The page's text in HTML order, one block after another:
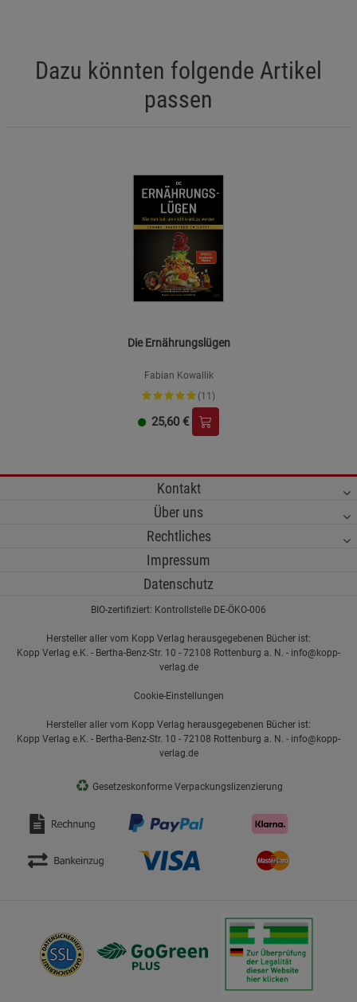
Dazu könnten folgende Artikel
passen
Die Ernährungslügen
Fabian Kowallik
(11)
25,60 €
Kontakt
Über uns
Rechtliches
Impressum
Datenschutz
BIO-zertifiziert: Kontrollstelle DE-ÖKO-006
Hersteller aller vom Kopp Verlag herausgegebenen Bücher ist:
Kopp Verlag e.K. - Bertha-Benz-Str. 10 - 72108 Rottenburg a. N. - info@kopp-
verlag.de
Cookie-Einstellungen
Hersteller aller vom Kopp Verlag herausgegebenen Bücher ist:
Kopp Verlag e.K. - Bertha-Benz-Str. 10 - 72108 Rottenburg a. N. - info@kopp-
verlag.de
♻ Gesetzeskonforme Verpackungslizenzierung